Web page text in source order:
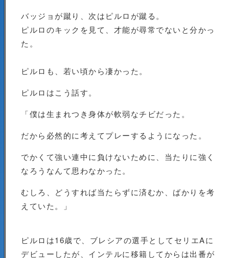
バッジョが蹴り、次はピルロが蹴る。
ピルロのキックを見て、才能が尋常でないと分かっ
た。
ピルロも、若い頃から凄かった。
ピルロはこう話す。
「僕は生まれつき身体が軟弱なチビだった。
だから必然的に考えてプレーするようになった。
でかくて強い連中に負けないために、当たりに強く
なろうなんて思わなかった。
むしろ、どうすれば当たらずに済むか、ばかりを考
えていた。」
ピルロは16歳で、ブレシアの選手としてセリエAに
デビューしたが、インテルに移籍してからは出番が